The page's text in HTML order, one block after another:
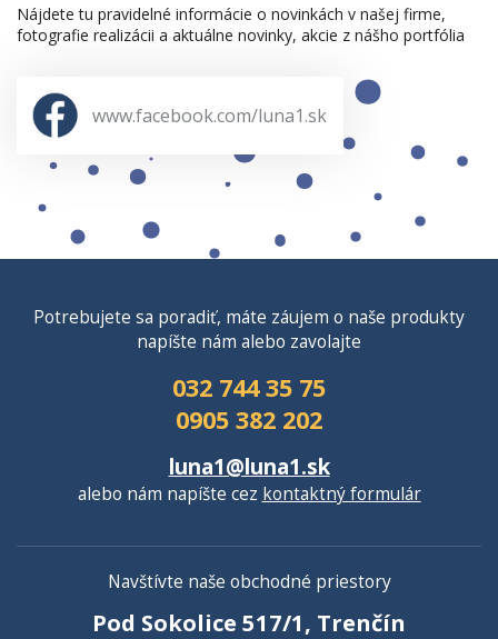
Nájdete tu pravidelné informácie o novinkách v našej firme,
fotografie realizácii a aktuálne novinky, akcie z nášho portfólia
www.facebook.com/luna1.sk
Potrebujete sa poradiť, máte záujem o naše produkty
napíšte nám alebo zavolajte
032 744 35 75
0905 382 202
luna1@luna1.sk
alebo nám napíšte cez kontaktný formulár
Navštívte naše obchodné priestory
Pod Sokolice 517/1, Trenčín